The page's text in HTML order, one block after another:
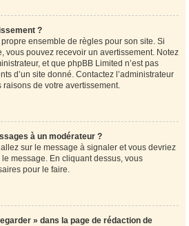
?
ensemble de règles pour son site. Si
vous pouvez recevoir un avertissement. Notez
et que phpBB Limited n’est pas
d’un site donné. Contactez l’administrateur
de votre avertissement.
à un modérateur ?
sur le message à signaler et vous devriez
message. En cliquant dessus, vous
pour le faire.
» dans la page de rédaction de